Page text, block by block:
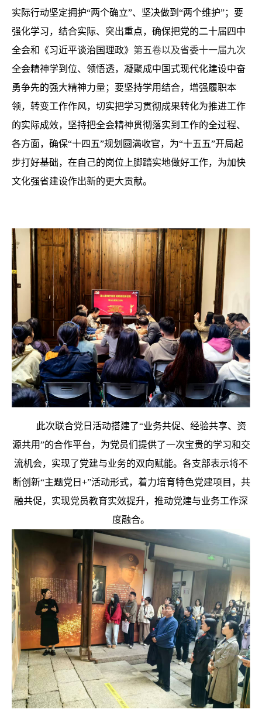
实际行动坚定拥护“两个确立”、坚决做到“两个维护”；要
强化学习，结合实际、突出重点，确保把党的二十届四中
全会和《习近平谈治国理政》 第五卷以及省委十一届九次
全会精神学到位、领悟透，凝聚成中国式现代化建设中奋
勇争先的强大精神力量；要坚持学用结合，增强履职本
领，转变工作作风，切实把学习贯彻成果转化为推进工作
的实际成效，坚持把全会精神贯彻落实到工作的全过程、
各方面，确保“十四五”规划圆满收官，为“十五五”开局起
步打好基础，在自己的岗位上脚踏实地做好工作，为加快
文化强省建设作出新的更大贡献。
此次联合党日活动搭建了“业务共促、经验共享、资
源共用”的合作平台，为党员们提供了一次宝贵的学习和交
流机会，实现了党建与业务的双向赋能。各支部表示将不
断创新“主题党日+”活动形式，着力培育特色党建项目，共
融共促，实现党员教育实效提升，推动党建与业务工作深
度融合。